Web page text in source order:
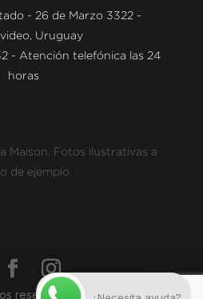
- 26 de Marzo 3322 -
Uruguay
- Atención telefónica las 24
horas
Maison. Fotos ilustrativas a
de ejemplo.
reservados - Política de